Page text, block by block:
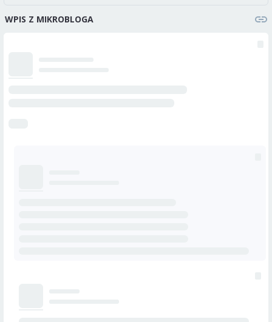
WPIS Z MIKROBLOGA